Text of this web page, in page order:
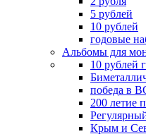
5 рублей
10 рублей
годовые
Альбомы для
10 рублей
победа в
200 летие
Крым и